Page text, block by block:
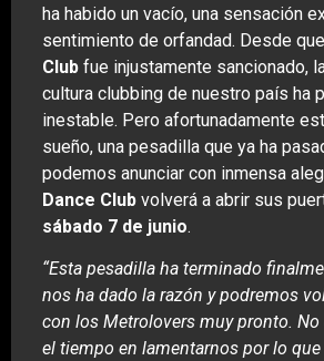
ha habido un vacío, una sensación
sentimiento de orfandad. Desde que
Club fue injustamente sancionado,
cultura clubbing de nuestro país ha
inestable. Pero afortunadamente
sueño, una pesadilla que ya ha
podemos anunciar con inmensa
Dance Club volverá a abrir sus
sábado 7 de junio.
“Esta pesadilla ha terminado
nos ha dado la razón y podremos
con los Metrolovers muy pronto. No
el tiempo en lamentarnos por lo